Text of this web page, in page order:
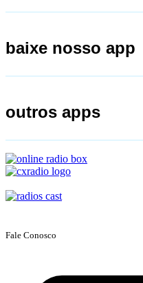
baixe nosso app
outros apps
Fale Conosco